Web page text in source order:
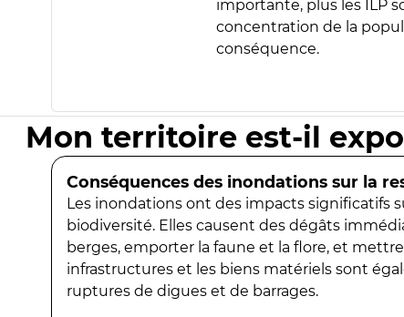
importante, plus les ILP
concentration de la
conséquence.
Mon territoire est-il
Conséquences des inondations sur la
Les inondations ont des impacts significatifs
biodiversité. Elles causent des dégâts
berges, emporter la faune et la flore, et
infrastructures et les biens matériels sont
ruptures de digues et de barrages.